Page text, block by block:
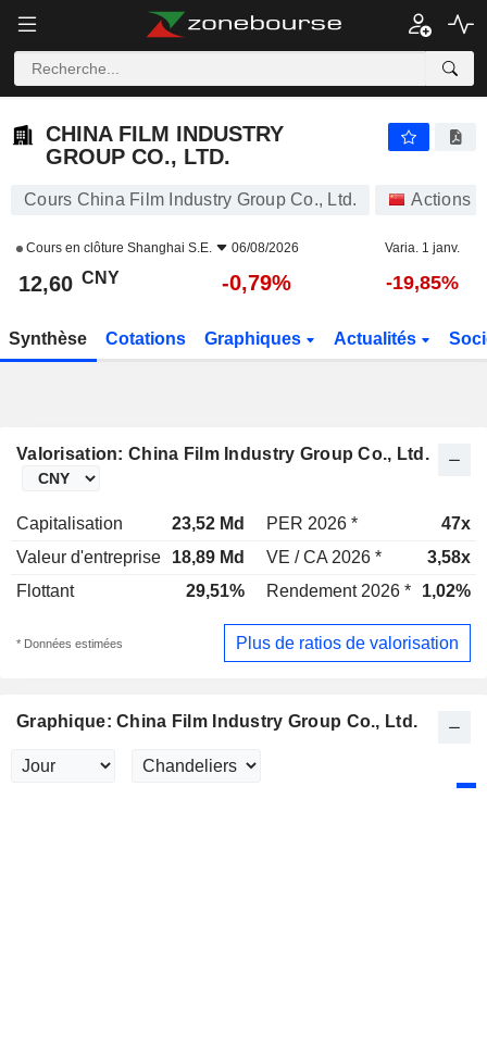
CHINA FILM INDUSTRY
GROUP CO., LTD.
Cours China Film Industry Group Co., Ltd. Actions
Cours en clôture Shanghai S.E. 06/08/2026 Varia. 1 janv.
12,60 CNY -0,79% -19,85%
Synthèse Cotations Graphiques Actualités
Valorisation: China Film Industry Group Co., Ltd.
Capitalisation 23,52 Md PER 2026 *
47x
Valeur d'entreprise
18,89 Md VE / CA 2026 *
3,58x
Flottant
29,51% Rendement 2026 * 1,02%
* Données estimées Plus de ratios de valorisation
Graphique: China Film Industry Group Co., Ltd.